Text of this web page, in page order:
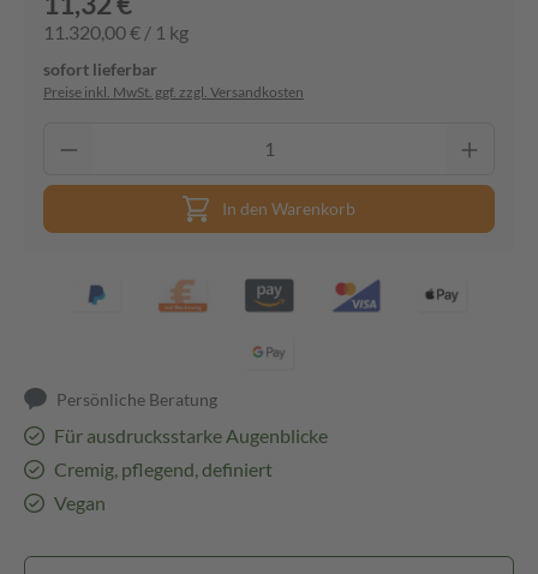
11.320,00 € / 1 kg
sofort lieferbar
Preise inkl. MwSt. ggf. zzgl. Versandkosten
In den Warenkorb
Persönliche Beratung
Für ausdrucksstarke Augenblicke
Cremig, pflegend, definiert
Vegan